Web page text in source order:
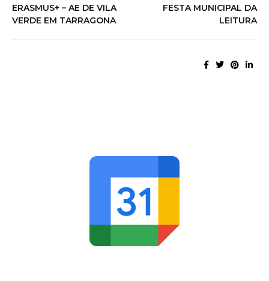
ERASMUS+ – AE DE VILA
VERDE EM TARRAGONA
FESTA MUNICIPAL DA
LEITURA